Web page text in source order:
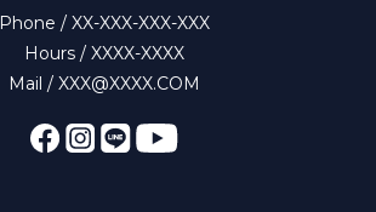
Phone / XX-XXX-XXX-XXX
Hours / XXXX-XXXX
Mail / XXX@XXXX.COM